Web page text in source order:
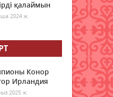
білім
қалаймын
2024 ж.
Конор
Ирландия
2025 ж.